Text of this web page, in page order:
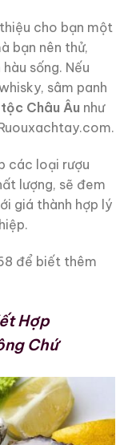
cho bạn một
bạn nên thử,
sống. Nếu
sâm panh
Châu Âu như
các loại rượu
lượng, sẽ đem
giá thành hợp lý
để biết thêm
Hợp
Chứ